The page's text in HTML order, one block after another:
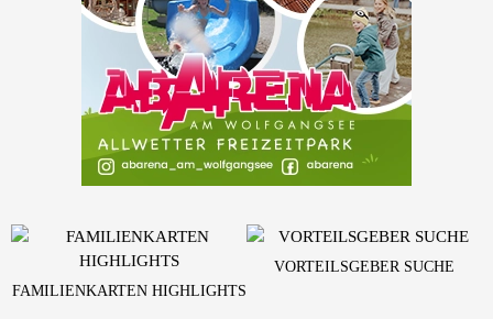
FAMILIENKARTEN HIGHLIGHTS
VORTEILSGEBER SUCHE